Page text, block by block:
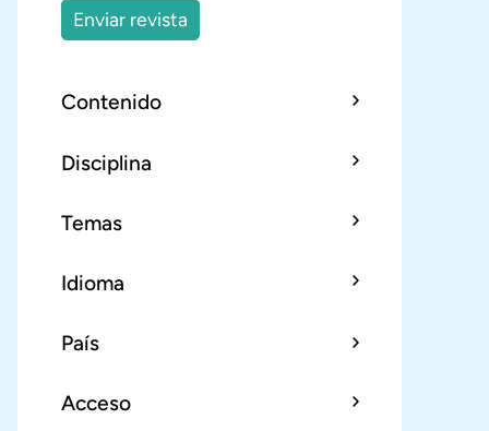
Enviar revista
Contenido
Disciplina
Temas
Idioma
País
Acceso